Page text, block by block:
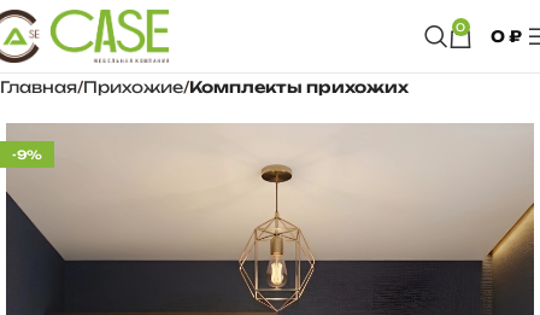
0 0₽
Главная Прихожие Комплекты прихожих
-9%